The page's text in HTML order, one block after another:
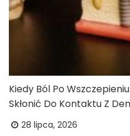
Kiedy Ból Po
Skłonić Do Kontaktu Z
28 lipca, 2026